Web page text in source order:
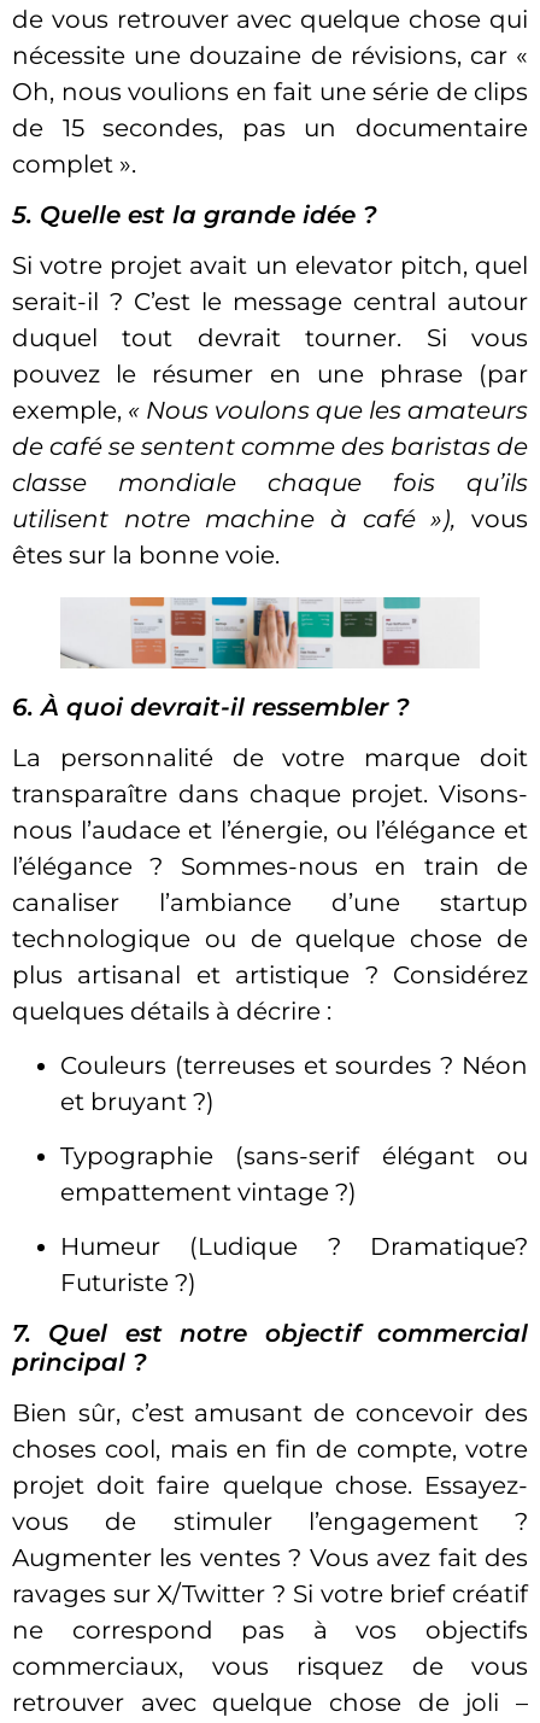
de vous retrouver avec quelque chose qui
nécessite une douzaine de révisions, car «
Oh, nous voulions en fait une série de clips
de 15 secondes, pas un documentaire
complet ».
5. Quelle est la grande idée ?
Si votre projet avait un elevator pitch, quel
serait-il ? C’est le message central autour
duquel tout devrait tourner. Si vous
pouvez le résumer en une phrase (par
exemple, « Nous voulons que les amateurs
de café se sentent comme des baristas de
classe mondiale chaque fois qu’ils
utilisent notre machine à café »), vous
êtes sur la bonne voie.
6. À quoi devrait-il ressembler ?
La personnalité de votre marque doit
transparaître dans chaque projet. Visons-
nous l’audace et l’énergie, ou l’élégance et
l’élégance ? Sommes-nous en train de
canaliser l’ambiance d’une startup
technologique ou de quelque chose de
plus artisanal et artistique ? Considérez
quelques détails à décrire :
Couleurs (terreuses et sourdes ? Néon
et bruyant ?)
Typographie (sans-serif élégant ou
empattement vintage ?)
Humeur (Ludique ? Dramatique?
Futuriste ?)
7. Quel est notre objectif commercial
principal ?
Bien sûr, c’est amusant de concevoir des
choses cool, mais en fin de compte, votre
projet doit faire quelque chose. Essayez-
vous de stimuler l’engagement ?
Augmenter les ventes ? Vous avez fait des
ravages sur X/Twitter ? Si votre brief créatif
ne correspond pas à vos objectifs
commerciaux, vous risquez de vous
retrouver avec quelque chose de joli –